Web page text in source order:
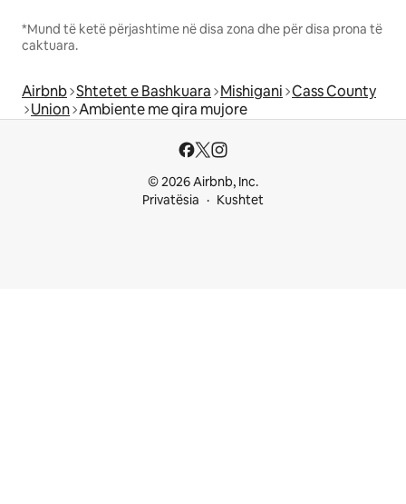
*Mund të ketë përjashtime në disa zona dhe për disa prona të
caktuara.
Airbnb Shtetet e Bashkuara Mishigani Cass County
Union Ambiente me qira mujore
© 2026 Airbnb, Inc.
Privatësia
Kushtet